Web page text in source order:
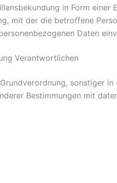
in Form einer
mit der die betroffene
Daten
Verantwortlichen
sonstiger
Bestimmungen mit